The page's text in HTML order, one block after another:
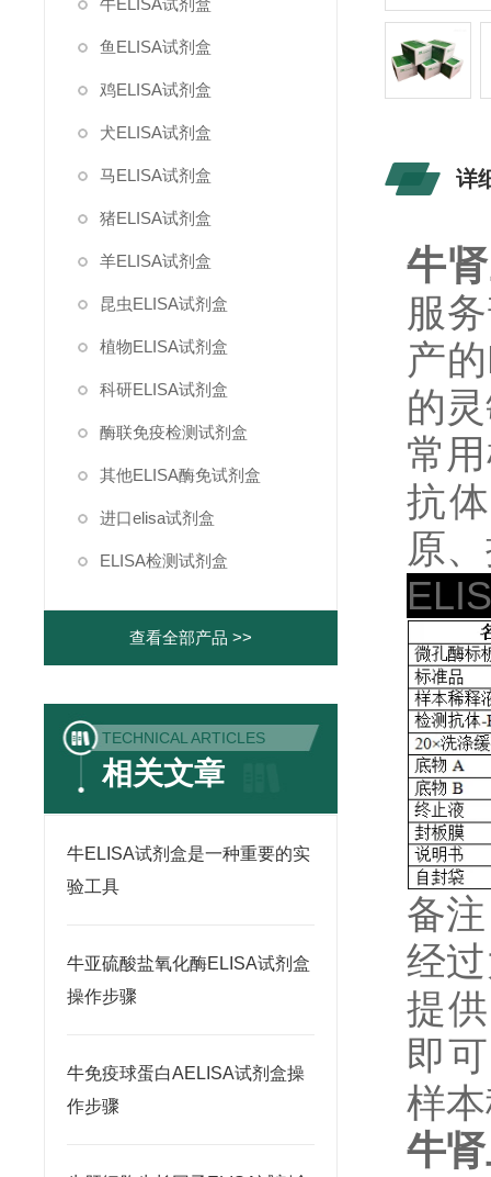
牛ELISA试剂盒
鱼ELISA试剂盒
鸡ELISA试剂盒
犬ELISA试剂盒
马ELISA试剂盒
猪ELISA试剂盒
羊ELISA试剂盒
昆虫ELISA试剂盒
植物ELISA试剂盒
科研ELISA试剂盒
酶联免疫检测试剂盒
其他ELISA酶免试剂盒
进口elisa试剂盒
ELISA检测试剂盒
查看全部产品 >>
TECHNICAL ARTICLES
相关文章
牛ELISA试剂盒是一种重要的实
验工具
牛亚硫酸盐氧化酶ELISA试剂盒
操作步骤
牛免疫球蛋白AELISA试剂盒操
作步骤
详
牛
服
产
的
常
抗
原
备
经
提
即
样
牛